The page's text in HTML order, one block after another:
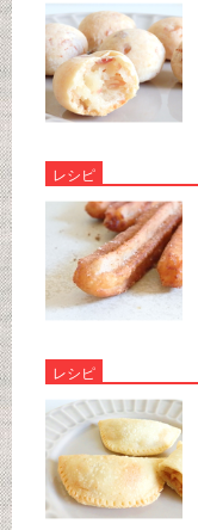
レシピ
レシピ